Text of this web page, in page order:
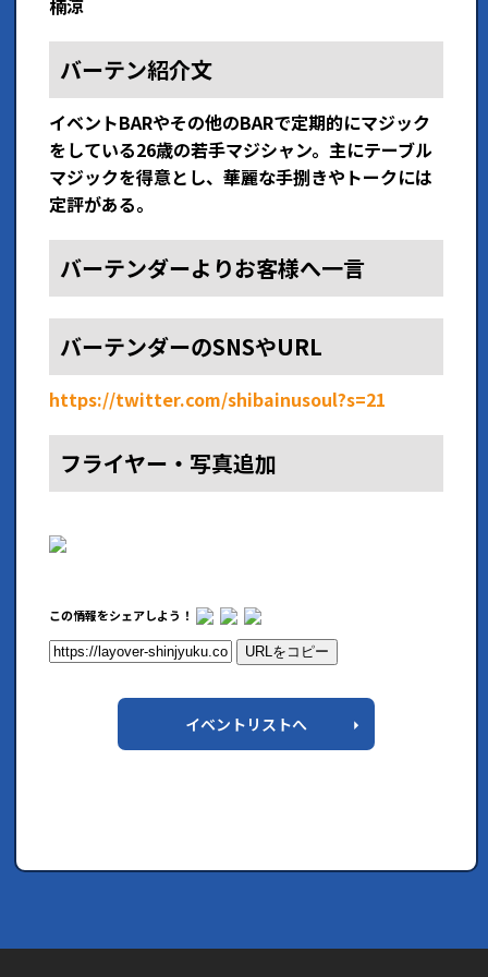
楠涼
バーテン紹介文
イベントBARやその他のBARで定期的にマジック
をしている26歳の若手マジシャン。主にテーブル
マジックを得意とし、華麗な手捌きやトークには
定評がある。
バーテンダーよりお客様へ一言
バーテンダーのSNSやURL
https://twitter.com/shibainusoul?s=21
フライヤー・写真追加
この情報をシェアしよう！
URLをコピー
イベントリストへ